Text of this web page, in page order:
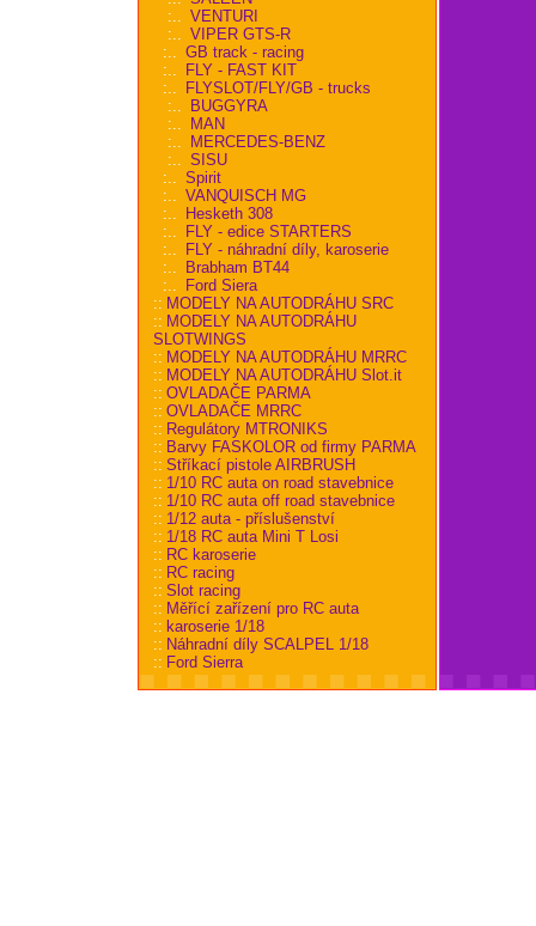
:.. VENTURI
:.. VIPER GTS-R
:.. GB track - racing
:..
FLY - FAST KIT
:..
FLYSLOT/FLY/GB - trucks
:..
BUGGYRA
:..
MAN
:..
MERCEDES-BENZ
:.. SISU
:.. Spirit
:.. VANQUISCH MG
:..
Hesketh 308
:..
FLY - edice STARTERS
:..
FLY - náhradní díly, karoserie
:..
Brabham BT44
:..
Ford Siera
:: MODELY NA AUTODRÁHU SRC
:: MODELY NA AUTODRÁHU
SLOTWINGS
:: MODELY NA AUTODRÁHU MRRC
:: MODELY NA AUTODRÁHU Slot.it
:: OVLADAČE PARMA
:: OVLADAČE MRRC
:: Regulátory MTRONIKS
:: Barvy FASKOLOR od firmy PARMA
:: Stříkací pistole AIRBRUSH
:: 1/10 RC auta on road stavebnice
:: 1/10 RC auta off road stavebnice
:: 1/12 auta - příslušenství
:: 1/18 RC auta Mini T Losi
:: RC karoserie
:: RC racing
:: Slot racing
:: Měřící zařízení pro RC auta
:: karoserie 1/18
:: Náhradní díly SCALPEL 1/18
:: Ford Sierra